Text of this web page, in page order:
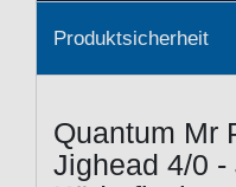
Produktsicherheit
Quantum Mr
Jighead 4/0